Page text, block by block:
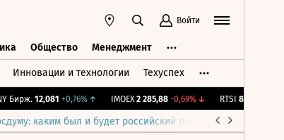
Войти
Общество Менеджмент
Инновации и технологии Техуспех
Бирж. 12,081 +0,76%↑ IMOEX 2 285,88 -0,69%↓ RTSI 884,56
каким был и будет российский парламент